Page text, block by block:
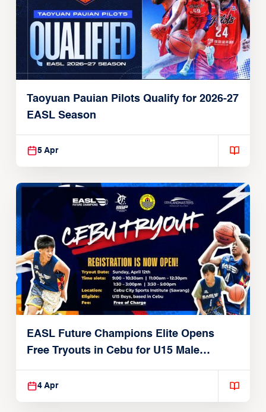
Taoyuan Pauian Pilots Qualify for 2026-27
EASL Season
5 Apr
EASL Future Champions Elite Opens
Free Tryouts in Cebu for U15 Male
Players
4 Apr